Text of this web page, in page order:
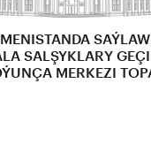
SALŞYKLARY
MERKEZI